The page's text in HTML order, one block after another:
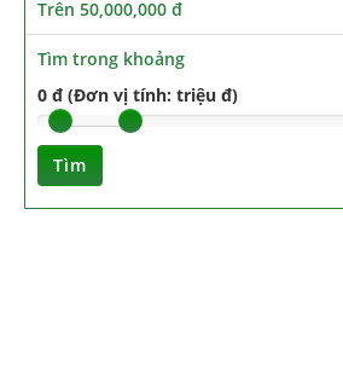
Trên 50,000,000 đ
Tìm trong khoảng
0 đ (Đơn vị tính: triệu đ)
Tìm